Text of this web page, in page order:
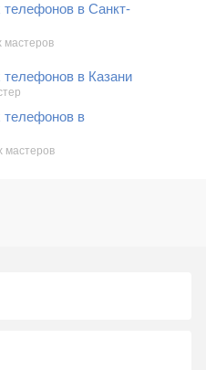
в Санкт-
мастеров
в Казани
телефонов в
мастеров